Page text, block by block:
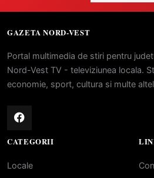
GAZETA NORD-VEST
Portal multimedia de stiri pentru
Nord-Vest TV - televiziunea locala.
economie, sport, cultura si multe
CATEGORII
Locale